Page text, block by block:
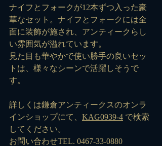
ナイフとフォークが12本ずつ入った豪
華なセット。ナイフとフォークには全
面に装飾が施され、アンティークらし
い雰囲気が溢れています。
見た目も華やかで使い勝手の良いセッ
トは、様々なシーンで活躍しそうで
す。
詳しくは鎌倉アンティークスのオンラ
インショップにて、 KAG0939-4 で検索
してください。
お問い合わせTEL. 0467-33-0880